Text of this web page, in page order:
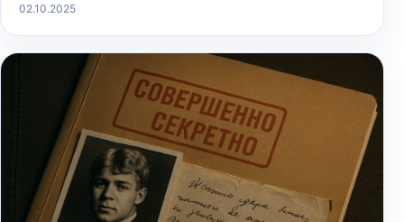
02.10.2025